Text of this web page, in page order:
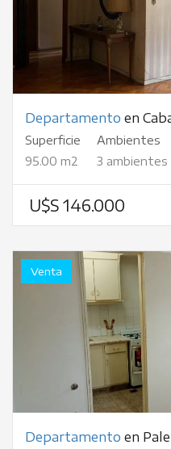
Departamento en
Superficie
95.00 m2
Ambientes
3 ambientes
U$S 146.000
Venta
Departamento en